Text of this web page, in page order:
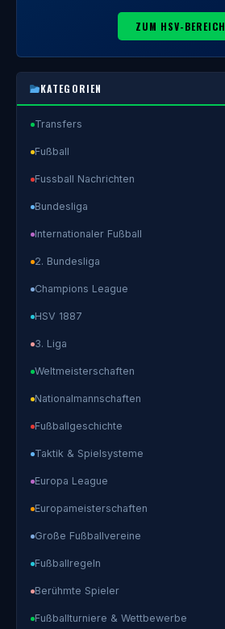
ZUM HSV-BEREICH
KATEGORIEN
Transfers
Fußball
Fussball Nachrichten
Bundesliga
Internationaler Fußball
2. Bundesliga
Champions League
HSV 1887
3. Liga
Weltmeisterschaften
Nationalmannschaften
Fußballgeschichte
Taktik & Spielsysteme
Europa League
Europameisterschaften
Große Fußballvereine
Fußballregeln
Berühmte Spieler
Fußballturniere & Wettbewerbe